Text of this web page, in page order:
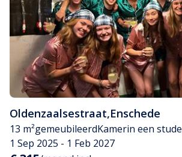
Oldenzaalsestraat,Enschede
13 m²gemeubileerdKamerin een
1 Sep 2025 - 1 Feb 2027